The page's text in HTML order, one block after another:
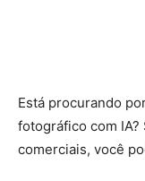
Está procurando
fotográfico com IA?
comerciais, você